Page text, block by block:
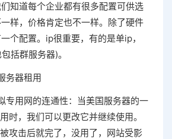
知道每个企业都有很多配置可供选
样，价格肯定也不一样。除了硬件
个配置。ip很重要，有的是单ip，
括群服务器)。
务器租用
专用网的连通性：当美国服务器的一
时，我们可以更改它并继续使用。
攻击后就完了，没用了，网站受影